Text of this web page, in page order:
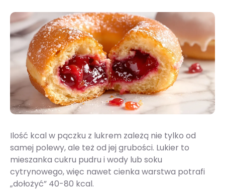
Ilość kcal w pączku z lukrem zależą nie tylko od
samej polewy, ale też od jej grubości. Lukier to
mieszanka cukru pudru i wody lub soku
cytrynowego, więc nawet cienka warstwa potrafi
„dołożyć” 40-80 kcal.